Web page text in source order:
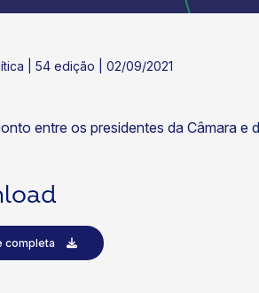
| 54 edição | 02/09/2021
entre os presidentes da Câmara
completa